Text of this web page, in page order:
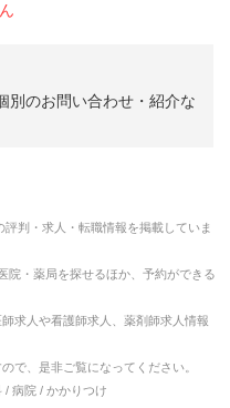
別のお問い合わせ・紹介な
評判・求人・転職情報を掲載していま
院・薬局を探せるほか、予約ができる
求人や看護師求人、薬剤師求人情報
で、是非ご覧になってください。
/ 病院 / かかりつけ